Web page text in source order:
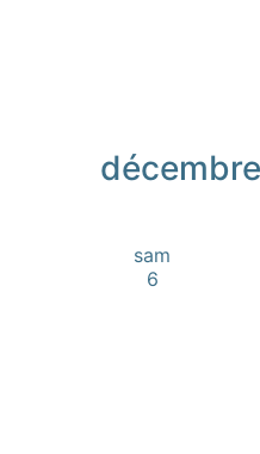
sam
6